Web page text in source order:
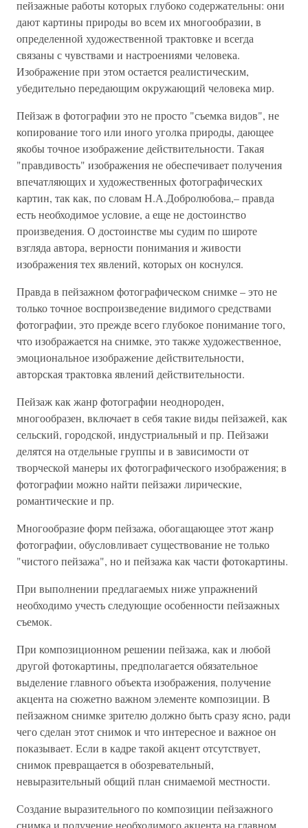
пейзажные работы которых глубоко содержательны: они
дают картины природы во всем их многообразии, в
определенной художественной трактовке и всегда
связаны с чувствами и настроениями человека.
Изображение при этом остается реалистическим,
убедительно передающим окружающий человека мир.
Пейзаж в фотографии это не просто "съемка видов", не
копирование того или иного уголка природы, дающее
якобы точное изображение действительности. Такая
"правдивость" изображения не обеспечивает получения
впечатляющих и художественных фотографических
картин, так как, по словам Н.А.Добролюбова,– правда
есть необходимое условие, а еще не достоинство
произведения. О достоинстве мы судим по широте
взгляда автора, верности понимания и живости
изображения тех явлений, которых он коснулся.
Правда в пейзажном фотографическом снимке – это не
только точное воспроизведение видимого средствами
фотографии, это прежде всего глубокое понимание того,
что изображается на снимке, это также художественное,
эмоциональное изображение действительности,
авторская трактовка явлений действительности.
Пейзаж как жанр фотографии неоднороден,
многообразен, включает в себя такие виды пейзажей, как
сельский, городской, индустриальный и пр. Пейзажи
делятся на отдельные группы и в зависимости от
творческой манеры их фотографического изображения; в
фотографии можно найти пейзажи лирические,
романтические и пр.
Многообразие форм пейзажа, обогащающее этот жанр
фотографии, обусловливает существование не только
"чистого пейзажа", но и пейзажа как части фотокартины.
При выполнении предлагаемых ниже упражнений
необходимо учесть следующие особенности пейзажных
съемок.
При композиционном решении пейзажа, как и любой
другой фотокартины, предполагается обязательное
выделение главного объекта изображения, получение
акцента на сюжетно важном элементе композиции. В
пейзажном снимке зрителю должно быть сразу ясно, ради
чего сделан этот снимок и что интересное и важное он
показывает. Если в кадре такой акцент отсутствует,
снимок превращается в обозревательный,
невыразительный общий план снимаемой местности.
Создание выразительного по композиции пейзажного
снимка и получение необходимого акцента на главном